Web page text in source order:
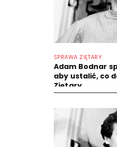
SPRAWA ZIĘTARY
Adam Bodnar
aby ustalić, co
Ziętary